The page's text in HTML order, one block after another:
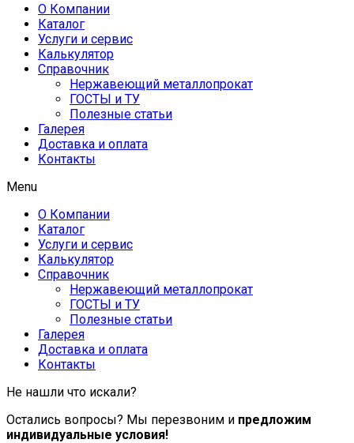
О Компании
Каталог
Услуги и сервис
Калькулятор
Справочник
Нержавеющий металлопрокат
ГОСТЫ и ТУ
Полезные статьи
Галерея
Доставка и оплата
Контакты
Menu
О Компании
Каталог
Услуги и сервис
Калькулятор
Справочник
Нержавеющий металлопрокат
ГОСТЫ и ТУ
Полезные статьи
Галерея
Доставка и оплата
Контакты
Не нашли что искали?
Остались вопросы? Мы перезвоним и предложим
индивидуальные условия!